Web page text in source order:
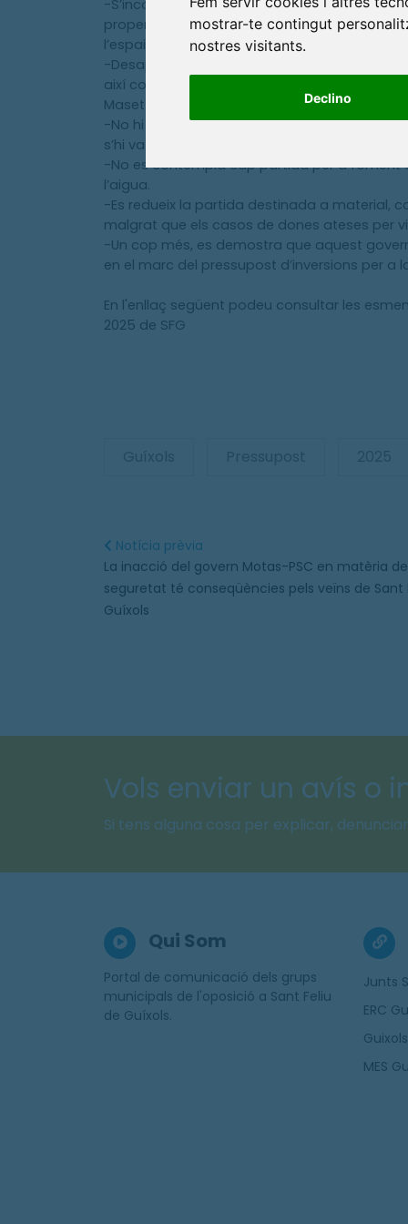
mostrar-te contingut
nostres visitants.
Declino
-S’incompleix el Pla Local d’Habitatge que
propera al milió d’euros. Al final s’hi
l’espai de Can Trachsler serà un
-Desapareix del pressupost qualsevol
així com també en la millora dels espais
Maset continuaran, un any més, en mal estat.
-No hi ha cap avenç significatiu en la gestió
s’hi va comprometre amb la signatura del
-No es contempla cap partida per a foment
l’aigua.
-Es redueix la partida destinada a material,
malgrat que els casos de dones ateses per
-Un cop més, es demostra que aquest
en el marc del pressupost d’inversions per a
En l'enllaç següent podeu consultar les
2025 de SFG
Notícia prèvia
La inacció del govern Motas-PSC en matèria de
seguretat té conseqüències pels veïns de Sant
Guíxols
Vols enviar un avís o
Si tens alguna cosa per explicar,
Qui Som
Portal de comunicació dels grups
municipals de l'oposició a Sant Feliu
de Guíxols.
Junts
ERC
MES